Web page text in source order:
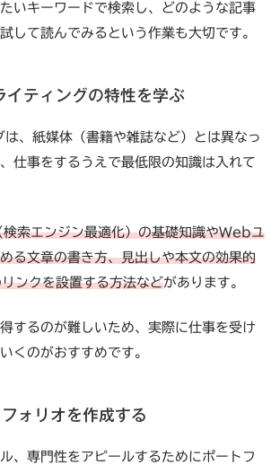
いキーワードで検索し、どのような記事
して読んでみるという作業も大切です。
イティングの特性を学ぶ
、紙媒体（書籍や雑誌など）とは異なっ
仕事をするうえで最低限の知識は入れて
索エンジン最適化）の基礎知識やWebユ
る文章の書き方、見出しや本文の効果的
ンクを設置する方法などがあります。
するのが難しいため、実際に仕事を受け
くのがおすすめです。
ォリオを作成する
、専門性をアピールするためにポートフ